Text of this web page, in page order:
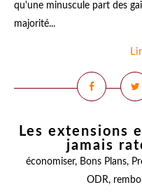
qu'une minuscule part des
majorité...
Les extensions
jamais
économiser, Bons Plans,
ODR,